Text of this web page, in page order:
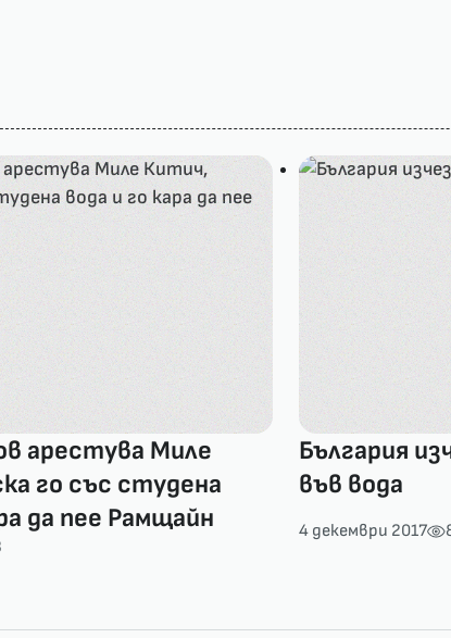
арестува Миле
го със студена
да пее Рамщайн
България
във вода
4 декември 2017